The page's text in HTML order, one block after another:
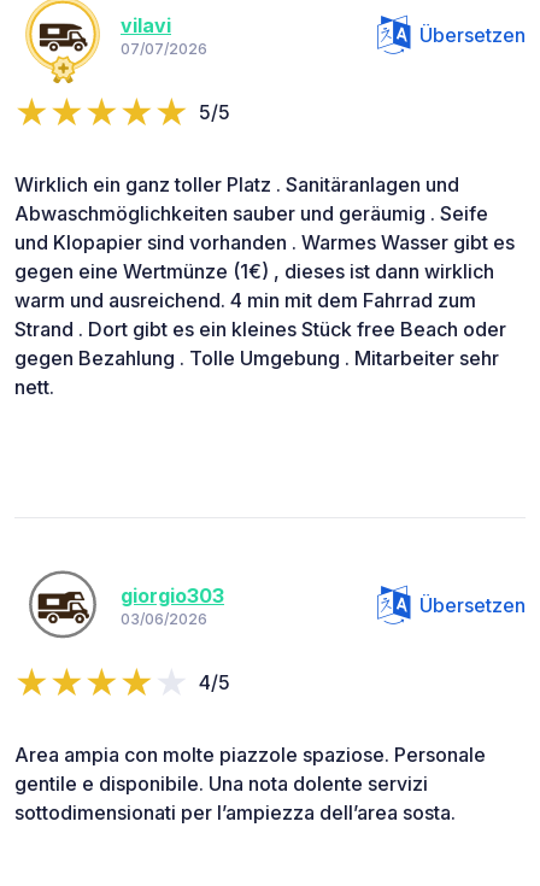
vilavi
07/07/2026
Übersetzen
5/5
Wirklich ein ganz toller Platz . Sanitäranlagen und
Abwaschmöglichkeiten sauber und geräumig . Seife
und Klopapier sind vorhanden . Warmes Wasser gibt es
gegen eine Wertmünze (1€) , dieses ist dann wirklich
warm und ausreichend. 4 min mit dem Fahrrad zum
Strand . Dort gibt es ein kleines Stück free Beach oder
gegen Bezahlung . Tolle Umgebung . Mitarbeiter sehr
nett.
giorgio303
03/06/2026
Übersetzen
4/5
Area ampia con molte piazzole spaziose. Personale
gentile e disponibile. Una nota dolente servizi
sottodimensionati per l’ampiezza dell’area sosta.